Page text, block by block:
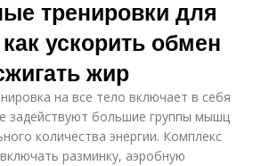
тренировки для
ускорить обмен
жир
на все тело включает в себя
задействуют большие группы мышц
количества энергии. Комплекс
разминку, аэробную